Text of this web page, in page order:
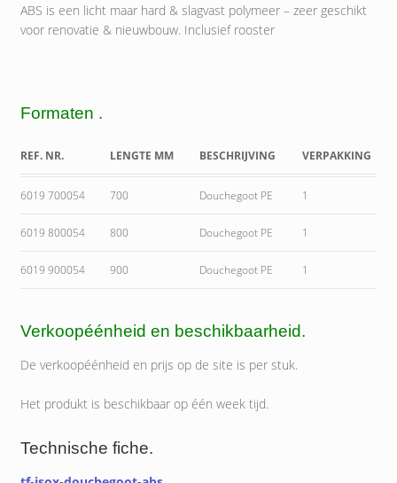
ABS is een licht maar hard & slagvast polymeer – zeer geschikt
voor renovatie & nieuwbouw. Inclusief rooster
Formaten .
REF. NR. LENGTE MM BESCHRIJVING VERPAKKING
6019 700054 700 Douchegoot PE 1
6019 800054 800 Douchegoot PE 1
6019 900054 900 Douchegoot PE 1
Verkoopéénheid en beschikbaarheid.
De verkoopéénheid en prijs op de site is per stuk.
Het produkt is beschikbaar op één week tijd.
Technische fiche.